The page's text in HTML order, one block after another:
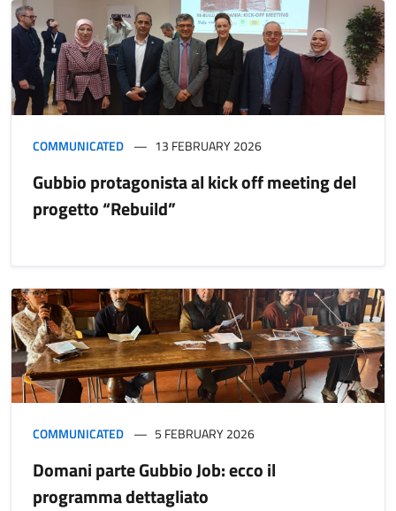
COMMUNICATED 13 FEBRUARY 2026
Gubbio protagonista al kick off meeting del
progetto “Rebuild”
COMMUNICATED 5 FEBRUARY 2026
Domani parte Gubbio Job: ecco il
programma dettagliato